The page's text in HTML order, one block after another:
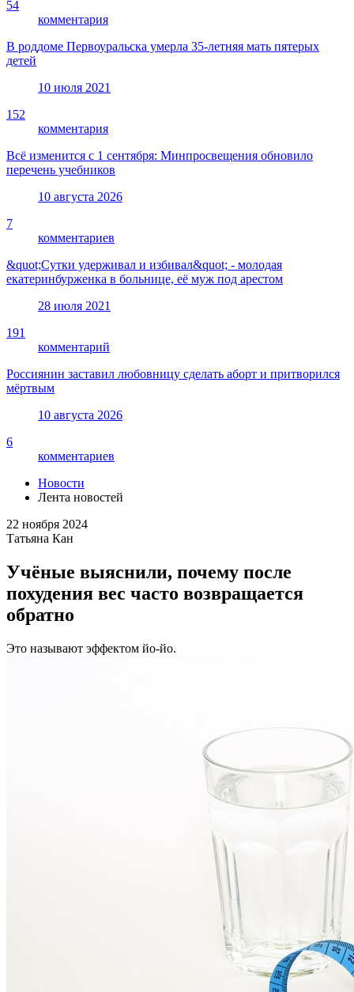
54
комментария
В роддоме Первоуральска умерла 35-летняя мать пятерых
детей
10 июля 2021
152
комментария
Всё изменится с 1 сентября: Минпросвещения обновило
перечень учебников
10 августа 2026
7
комментариев
&quot;Сутки удерживал и избивал&quot; - молодая
екатеринбурженка в больнице, её муж под арестом
28 июля 2021
191
комментарий
Россиянин заставил любовницу сделать аборт и притворился
мёртвым
10 августа 2026
6
комментариев
Новости
Лента новостей
22 ноября 2024
Татьяна Кан
Учёные выяснили, почему после
похудения вес часто возвращается
обратно
Это называют эффектом йо-йо.